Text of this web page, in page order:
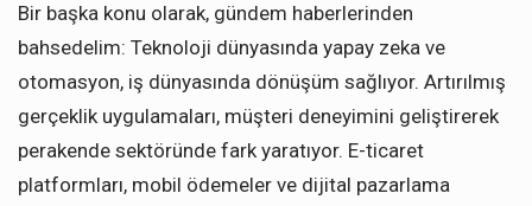
Bir başka konu olarak, gündem haberlerinden
bahsedelim: Teknoloji dünyasında yapay zeka ve
otomasyon, iş dünyasında dönüşüm sağlıyor. Artırılmış
gerçeklik uygulamaları, müşteri deneyimini geliştirerek
perakende sektöründe fark yaratıyor. E-ticaret
platformları, mobil ödemeler ve dijital pazarlama